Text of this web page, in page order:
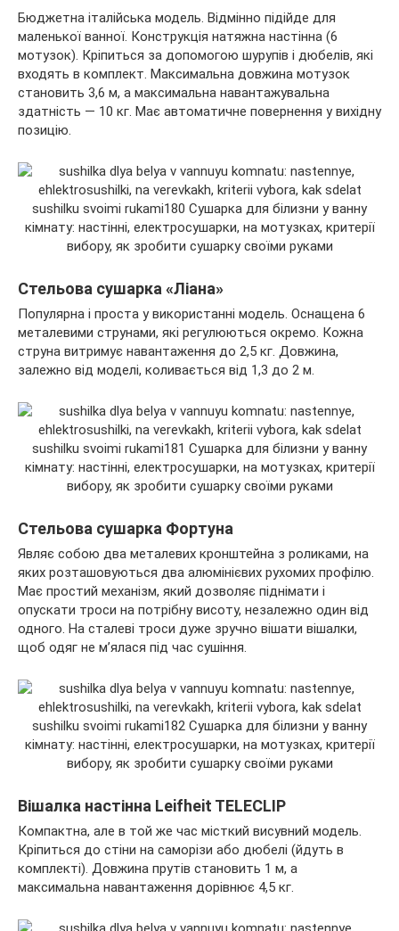
Бюджетна італійська модель. Відмінно підійде для
маленької ванної. Конструкція натяжна настінна (6
мотузок). Кріпиться за допомогою шурупів і дюбелів, які
входять в комплект. Максимальна довжина мотузок
становить 3,6 м, а максимальна навантажувальна
здатність — 10 кг. Має автоматичне повернення у вихідну
позицію.
Стельова сушарка «Ліана»
Популярна і проста у використанні модель. Оснащена 6
металевими струнами, які регулюються окремо. Кожна
струна витримує навантаження до 2,5 кг. Довжина,
залежно від моделі, коливається від 1,3 до 2 м.
Стельова сушарка Фортуна
Являє собою два металевих кронштейна з роликами, на
яких розташовуються два алюмінієвих рухомих профілю.
Має простий механізм, який дозволяє піднімати і
опускати троси на потрібну висоту, незалежно один від
одного. На сталеві троси дуже зручно вішати вішалки,
щоб одяг не м’ялася під час сушіння.
Вішалка настінна Leifheit TELECLIP
Компактна, але в той же час місткий висувний модель.
Кріпиться до стіни на саморізи або дюбелі (йдуть в
комплекті). Довжина прутів становить 1 м, а
максимальна навантаження дорівнює 4,5 кг.